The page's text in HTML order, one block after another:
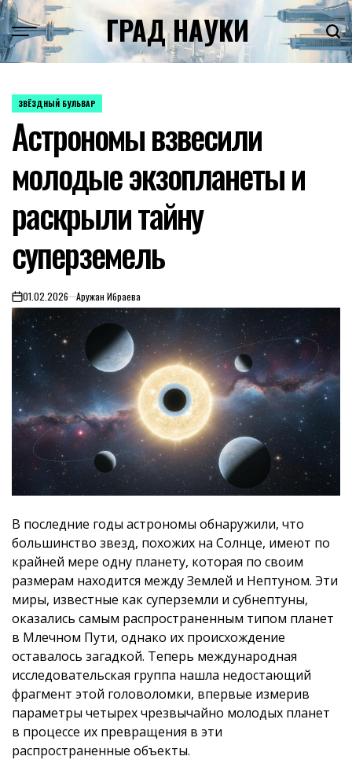
Skip
to
content
ГРАД НАУКИ
POSTED
ЗВЁЗДНЫЙ БУЛЬВАР
Астрономы взвесили
молодые экзопланеты и
раскрыли тайну
суперземель
on01.02.2026 Аружан Ибраева
В последние годы астрономы обнаружили, что
большинство звезд, похожих на Солнце, имеют по
крайней мере одну планету, которая по своим
размерам находится между Землей и Нептуном. Эти
миры, известные как суперземли и субнептуны,
оказались самым распространенным типом планет
в Млечном Пути, однако их происхождение
оставалось загадкой. Теперь международная
исследовательская группа нашла недостающий
фрагмент этой головоломки, впервые измерив
параметры четырех чрезвычайно молодых планет
в процессе их превращения в эти
распространенные объекты.